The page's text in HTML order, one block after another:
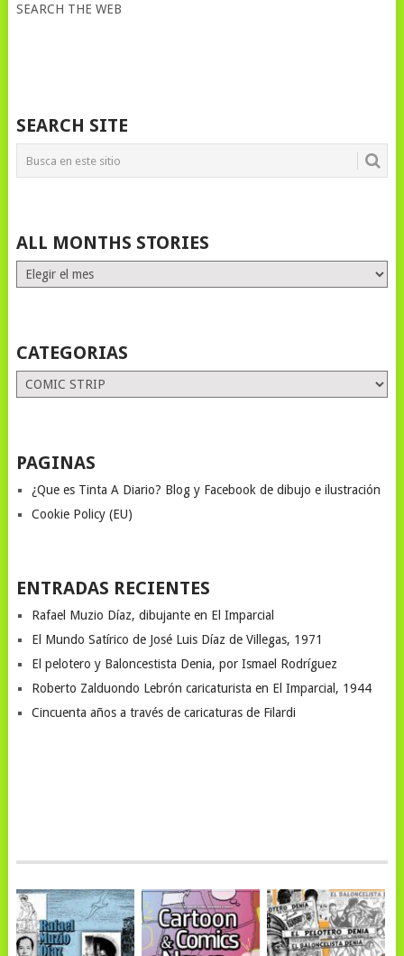
SEARCH THE WEB
SEARCH SITE
ALL MONTHS STORIES
ALL
MONTHS
CATEGORIAS
Categorias
PAGINAS
¿Que es Tinta A Diario? Blog y Facebook de dibujo e ilustración
Cookie Policy (EU)
ENTRADAS RECIENTES
Rafael Muzio Díaz, dibujante en El Imparcial
El Mundo Satírico de José Luis Díaz de Villegas, 1971
El pelotero y Baloncestista Denia, por Ismael Rodríguez
Roberto Zalduondo Lebrón caricaturista en El Imparcial, 1944
Cincuenta años a través de caricaturas de Filardi